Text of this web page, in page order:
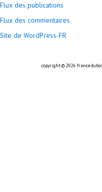
Flux des publications
Flux des commentaires
Site de WordPress-FR
copyright © 2026 france